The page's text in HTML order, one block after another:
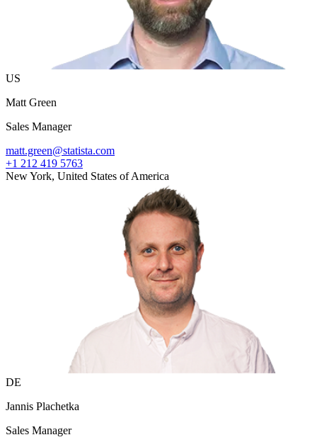
US
Matt Green
Sales Manager
matt.green@statista.com
+1 212 419 5763
New York, United States of America
DE
Jannis Plachetka
Sales Manager